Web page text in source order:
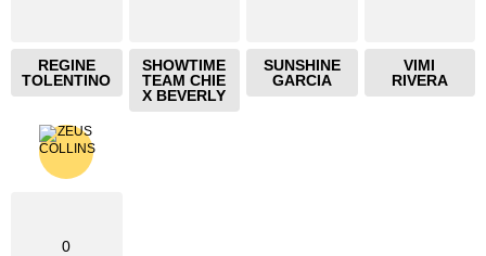
REGINE
TOLENTINO
SHOWTIME
TEAM CHIE
X BEVERLY
SUNSHINE
GARCIA
VIMI
RIVERA
0